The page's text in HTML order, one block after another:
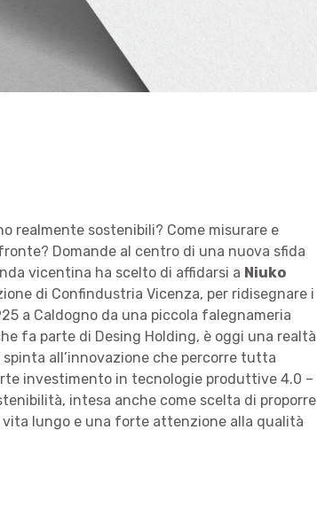
realmente sostenibili? Come misurare e
Domande al centro di una nuova sfida
vicentina ha scelto di affidarsi a Niuko
di Confindustria Vicenza, per ridisegnare i
a Caldogno da una piccola falegnameria
fa parte di Desing Holding, è oggi una realtà
all’innovazione che percorre tutta
investimento in tecnologie produttive 4.0 –
intesa anche come scelta di proporre
lungo e una forte attenzione alla qualità